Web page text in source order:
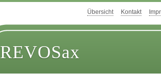
Übersicht Kontakt
REVOSax